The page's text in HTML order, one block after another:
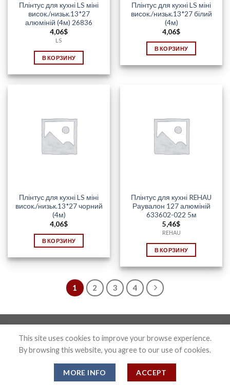
Плінтус для кухні LS міні
висок./низьк.13*27
алюміній (4м) 26836
4,06$
LS
В КОРЗИНУ
Плінтус для кухні LS міні
висок./низьк.13*27 білий
(4м)
4,06$
В КОРЗИНУ
Плінтус для кухні LS міні
висок./низьк.13*27 чорний
(4м)
4,06$
В КОРЗИНУ
Плінтус для кухні REHAU
Раувалон 127 алюміній
633602-022 5м
5,46$
REHAU
В КОРЗИНУ
1 2 3 4
Copyright 2026 ©Confix
This site uses cookies to improve your browse experience.
By browsing this website, you agree to our use of cookies.
MORE INFO ACCEPT